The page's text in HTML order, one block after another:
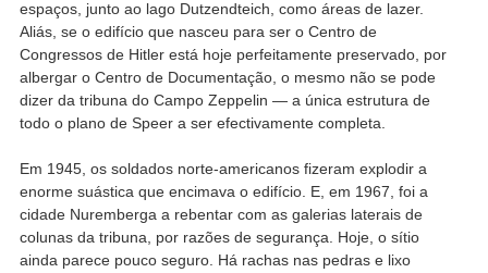
espaços, junto ao lago Dutzendteich, como áreas de lazer.
Aliás, se o edifício que nasceu para ser o Centro de
Congressos de Hitler está hoje perfeitamente preservado, por
albergar o Centro de Documentação, o mesmo não se pode
dizer da tribuna do Campo Zeppelin — a única estrutura de
todo o plano de Speer a ser efectivamente completa.
Em 1945, os soldados norte-americanos fizeram explodir a
enorme suástica que encimava o edifício. E, em 1967, foi a
cidade Nuremberga a rebentar com as galerias laterais de
colunas da tribuna, por razões de segurança. Hoje, o sítio
ainda parece pouco seguro. Há rachas nas pedras e lixo